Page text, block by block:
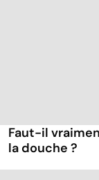
Faut-il
la douche ?